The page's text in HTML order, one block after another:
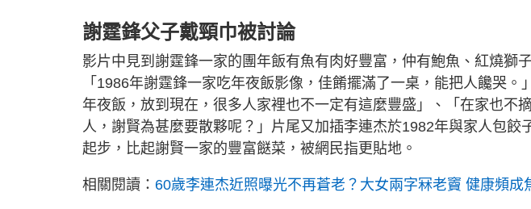
謝霆鋒父子戴頸巾被討論
影片中見到謝霆鋒一家的團年飯有魚有肉好豐富，仲有鮑魚、紅燒獅
「1986年謝霆鋒一家吃年夜飯影像，佳餚擺滿了一桌，能把人饞哭。
年夜飯，放到現在，很多人家裡也不一定有這麼豐盛」、「在家也不
人，謝賢為甚麼要散夥呢？」片尾又加插李連杰於1982年與家人包餃
起步，比起謝賢一家的豐富餸菜，被網民指更貼地。
相關閱讀： 60歲李連杰近照曝光不再蒼老？大女兩字冧老竇 健康頻成